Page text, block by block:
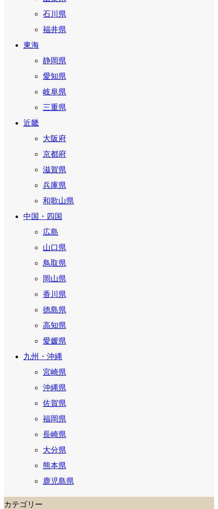
石川県
福井県
東海
静岡県
愛知県
岐阜県
三重県
近畿
大阪府
京都府
滋賀県
兵庫県
和歌山県
中国・四国
広島
山口県
鳥取県
岡山県
香川県
徳島県
高知県
愛媛県
九州・沖縄
宮崎県
沖縄県
佐賀県
福岡県
長崎県
大分県
熊本県
鹿児島県
カテゴリー